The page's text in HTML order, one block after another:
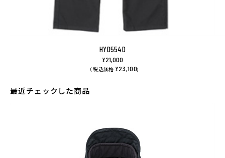
HYD554D
¥21,000
（ 税込価格 ¥23,100)
最近チェックした商品